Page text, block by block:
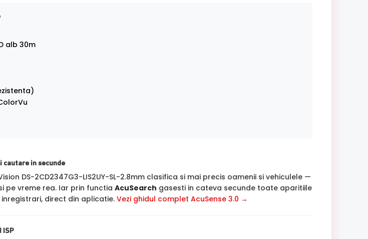
alb 30m
cautare in secunde
DS-2CD2347G3-LIS2UY-SL-2.8mm clasifica si mai precis oamenii si vehiculele —
pe vreme rea. Iar prin functia AcuSearch gasesti in cateva secunde toate aparitiile
direct din aplicatie.Vezi ghidul complet AcuSense 3.0 →
ISP